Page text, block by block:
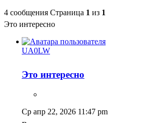
4 сообщения Страница 1 из 1
Это интересно
UA0LW
Это интересно
Ср апр 22, 2026 11:47 pm